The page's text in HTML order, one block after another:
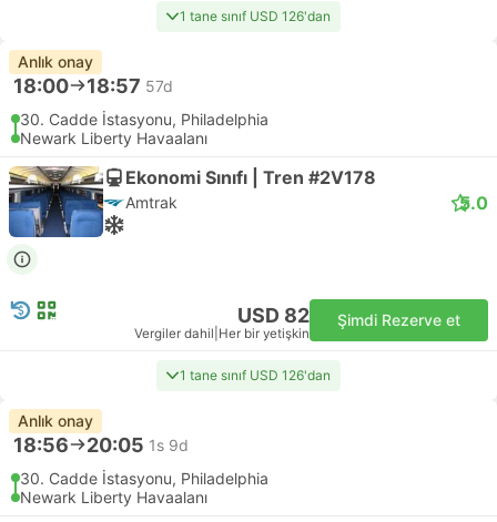
1 tane sınıf USD 126'dan
Anlık onay
18:00 18:57 57d
30. Cadde İstasyonu, Philadelphia
Newark Liberty Havaalanı
Ekonomi Sınıfı | Tren #2V178
Amtrak 5.0
USD 82
Vergiler dahil Her bir yetişkin
Şimdi Rezerve et
1 tane sınıf USD 126'dan
Anlık onay
18:56 20:05 1s 9d
30. Cadde İstasyonu, Philadelphia
Newark Liberty Havaalanı